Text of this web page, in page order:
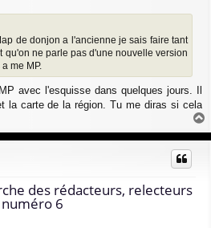
de donjon a l'ancienne je sais faire tant
qu'on ne parle pas d'une nouvelle version
me MP.
avec l'esquisse dans quelques jours. Il
la carte de la région. Tu me diras si cela
a
u
des rédacteurs, relecteurs
6